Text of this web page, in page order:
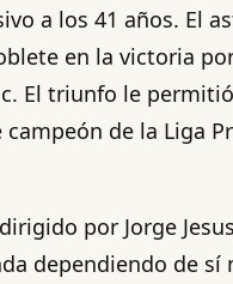
a los 41 años. El
en la victoria
El triunfo le
campeón de la Liga
por Jorge
dependiendo de sí